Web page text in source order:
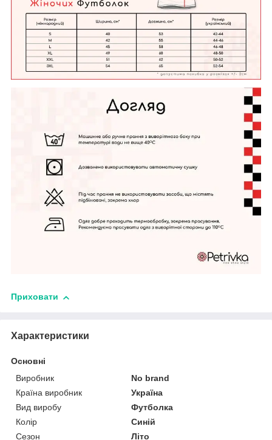
Приховати
Характеристики
Основні
Виробник
No brand
Країна виробник
Україна
Вид виробу
Футболка
Колір
Синій
Сезон
Літо